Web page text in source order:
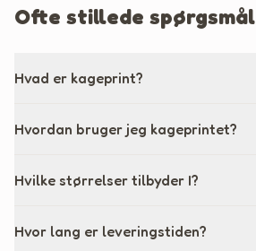
Ofte stillede spørgsmål
Hvad er kageprint?
Hvordan bruger jeg kageprintet?
Hvilke størrelser tilbyder I?
Hvor lang er leveringstiden?